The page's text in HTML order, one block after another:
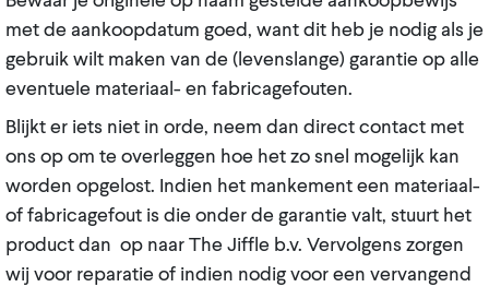
met de aankoopdatum goed, want dit heb je nodig als je
gebruik wilt maken van de (levenslange) garantie op alle
eventuele materiaal- en fabricagefouten.
Blijkt er iets niet in orde, neem dan direct contact met
ons op om te overleggen hoe het zo snel mogelijk kan
worden opgelost. Indien het mankement een materiaal-
of fabricagefout is die onder de garantie valt, stuurt het
product dan op naar The Jiffle b.v. Vervolgens zorgen
wij voor reparatie of indien nodig voor een vervangend